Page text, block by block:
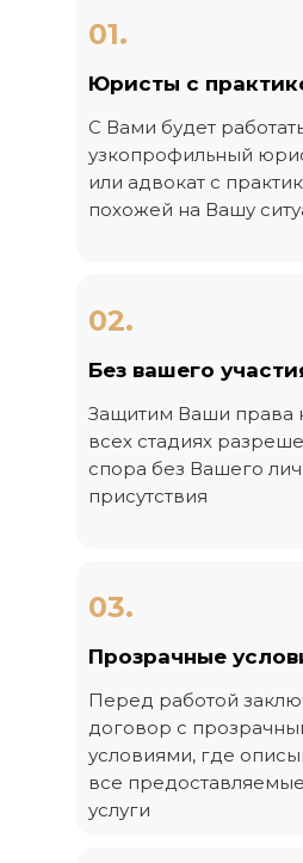
Юристы с
С Вами будет
узкопрофильный
или адвокат с
похожей на Вашу
Защитим Ваши права
всех стадиях
спора без Вашего
присутствия
Без вашего
Прозрачные
Перед работой
договор с
условиями, где
все предоставляемые
услуги
01.
02.
03.